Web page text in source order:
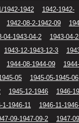
1942-1942 1942-1942-
1942-08-2-1942-09
04-1943-04-2 1943-04-
1943-12-1943-12-3
1944-08-1944-09
05 1945-05-1945-06
1945-12-1946 1946-
1-1946-11 1946-11-
09-1947-09-2 1947-